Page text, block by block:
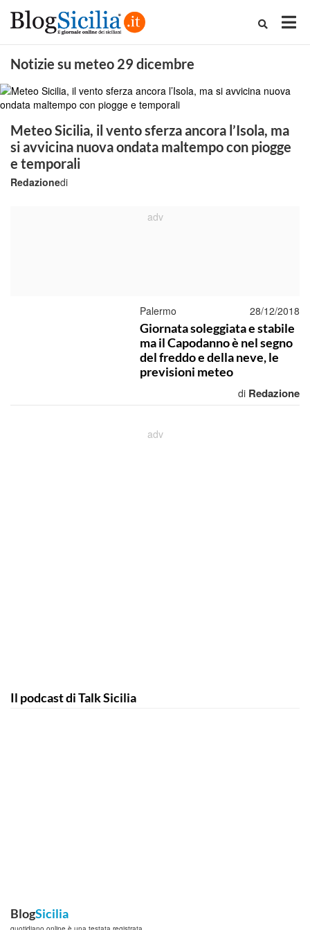
Notizie su meteo 29 dicembre
Meteo Sicilia, il vento sferza ancora l’Isola, ma
si avvicina nuova ondata maltempo con piogge
e temporali
di
Redazione
Palermo 28/12/2018
Giornata soleggiata e stabile
ma il Capodanno è nel segno
del freddo e della neve, le
previsioni meteo
di Redazione
Il podcast di Talk Sicilia
BlogSicilia